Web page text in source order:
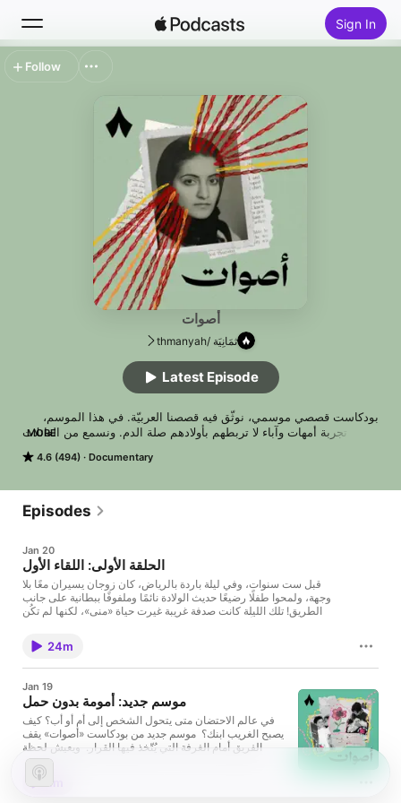
Sign In
Top Charts
أصوات
ثمَانِيَة /thmanyah
4.6 (494) Documentary
MORE
Latest Episode
Follow
Episodes
Jan 20
الحلقة الأولى: اللقاء الأول
قبل ست سنوات، وفي ليلة باردة بالرياض، كان زوجان يسيران معًا بلا
وجهة، ولمحوا طفلًا رضيعًا حديث الولادة نائمًا وملفوفًا ببطانية على جانب
الطريق! تلك الليلة كانت صدفة غريبة غيرت حياة «منى»، لكنها لم تكُن
حلقات السلسلة على تطبيق راديو ثمانية.
24m
Jan 19
موسم جديد: أمومة بدون حمل
في عالم الاحتضان متى يتحول الشخص إلى أم أو أب؟ كيف
يصبح الغريب ابنك؟ موسم جديد من بودكاست «أصوات» يقف
الفريق أمام الغرفة التي يُتّخذ فيها القرار. ويعيش لحظة
مصيرية مع ثلاث عائلات وصلت إلى اللجنة النهائية للاحتضان،
نكتشف القصص التي لا تُحكى عن البدايات، والمخاوف
والشك. إلى اللحظة التي يهابها الوالدان من البداية: انكشاف
1m